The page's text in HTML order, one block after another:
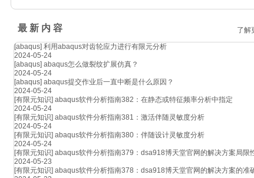
最 新 内 容
了解
[abaqus] 利用abaqus对齿轮应力进行有限元分析
2024-05-24
[abaqus] abaqus怎么做裂纹扩展仿真？
2024-05-24
[abaqus] abaqus提交作业后一直中断是什么原因？
2024-05-24
[有限元知识] abaqus软件分析指南382：在静态或特征频率分析中指定
2024-05-24
[有限元知识] abaqus软件分析指南381：激活伴随灵敏度分析
2024-05-24
[有限元知识] abaqus软件分析指南380：伴随设计灵敏度分析
2024-05-24
[有限元知识] abaqus软件分析指南379：dsa918博天堂官网的解决方案局限
2024-05-23
[有限元知识] abaqus软件分析指南378：dsa918博天堂官网的解决方案的准